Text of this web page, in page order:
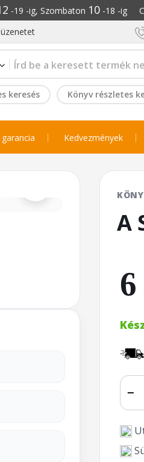
-19 -ig, Szombaton 10-18 -ig
keresés Könyv részletes
Kedvezmények
A
6
−